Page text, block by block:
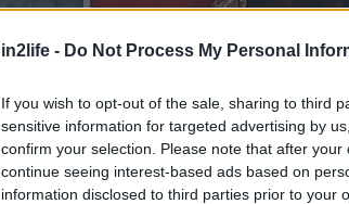
in2life - Do Not Process My Personal
If you wish to opt-out of the sale, sharing to third
sensitive information for targeted advertising by
confirm your selection. Please note that after
continue seeing interest-based ads based on
information disclosed to third parties prior to your